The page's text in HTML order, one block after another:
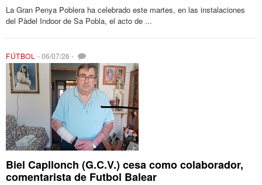
La Gran Penya Poblera ha celebrado este martes, en las instalaciones
del Pàdel Indoor de Sa Pobla, el acto de ...
FÚTBOL -06/07/26 -
Biel Capllonch (G.C.V.) cesa como colaborador,
comentarista de Futbol Balear